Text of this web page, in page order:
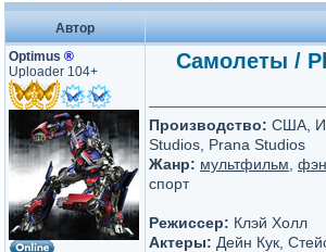
Автор
Optimus ®
Uploader 104+
Самолеты /
Производство: США,
Studios, Prana Studios
Жанр: мультфильм
спорт
Режиссер: Клэй Холл
Актеры: Дейн Кук,